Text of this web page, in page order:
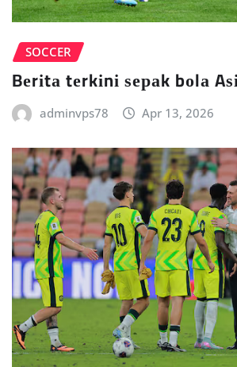
SOCCER
Bеrіtа tеrkіnі ѕераk bоlа
adminvps78 Apr 13, 2026